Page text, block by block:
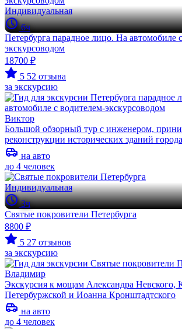
Индивидуальная
6ч
Петербурга парадное лицо. На автомобиле
экскурсоводом
18700 ₽
5 52 отзыва
за экскурсию
Виктор
Большой обзорный тур с инженером,
реконструкции исторических зданий города
на авто
до 4 человек
Индивидуальная
3ч
Святые покровители Петербурга
8800 ₽
5 27 отзывов
за экскурсию
Владимир
Экскурсия к мощам Александра Невского,
Петербуржской и Иоанна Кронштадтского
на авто
до 4 человек